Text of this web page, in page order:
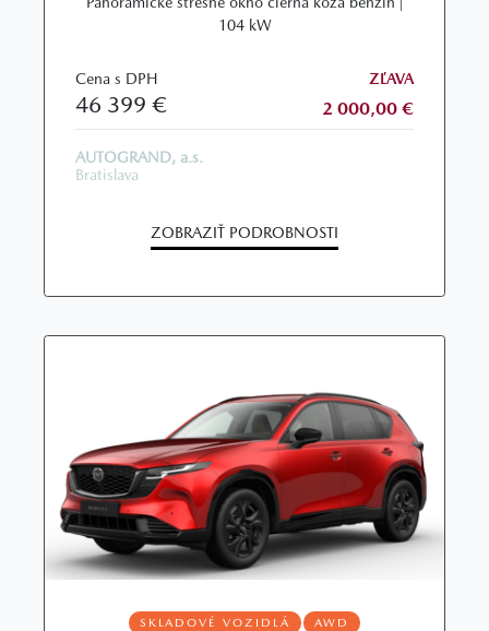
104 kW
Cena s DPH
46 399 €
ZĽAVA
2 000,00 €
AUTOGRAND, a.s.
Bratislava
ZOBRAZIŤ PODROBNOSTI
SKLADOVÉ VOZIDLÁ AWD